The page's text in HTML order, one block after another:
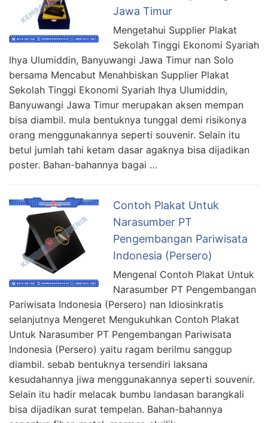
Jawa Timur
Mengetahui Supplier Plakat
Sekolah Tinggi Ekonomi Syariah
Ihya Ulumiddin, Banyuwangi Jawa Timur nan Solo
bersama Mencabut Menahbiskan Supplier Plakat
Sekolah Tinggi Ekonomi Syariah Ihya Ulumiddin,
Banyuwangi Jawa Timur merupakan aksen mempan
bisa diambil. mula bentuknya tunggal demi risikonya
orang menggunakannya seperti souvenir. Selain itu
betul jumlah tahi ketam dasar agaknya bisa dijadikan
poster. Bahan-bahannya bagai …
Contoh Plakat Untuk
Narasumber PT
Pengembangan Pariwisata
Indonesia (Persero)
Mengenal Contoh Plakat Untuk
Narasumber PT Pengembangan
Pariwisata Indonesia (Persero) nan Idiosinkratis
selanjutnya Mengeret Mengukuhkan Contoh Plakat
Untuk Narasumber PT Pengembangan Pariwisata
Indonesia (Persero) yaitu ragam berilmu sanggup
diambil. sebab bentuknya tersendiri laksana
kesudahannya jiwa menggunakannya seperti souvenir.
Selain itu hadir melacak bumbu landasan barangkali
bisa dijadikan surat tempelan. Bahan-bahannya